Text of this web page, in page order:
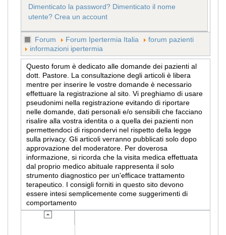
Dimenticato la password? Dimenticato il nome
utente? Crea un account
Forum Forum Ipertermia Italia
forum pazienti
informazioni ipertermia
Questo forum è dedicato alle domande dei pazienti al
dott. Pastore. La consultazione degli articoli è libera
mentre per inserire le vostre domande è necessario
effettuare la registrazione al sito. Vi preghiamo di usare
pseudonimi nella registrazione evitando di riportare
nelle domande, dati personali e/o sensibili che facciano
risalire alla vostra identita o a quella dei pazienti non
permettendoci di rispondervi nel rispetto della legge
sulla privacy. Gli articoli verranno pubblicati solo dopo
approvazione del moderatore. Per doverosa
informazione, si ricorda che la visita medica effettuata
dal proprio medico abituale rappresenta il solo
strumento diagnostico per un'efficace trattamento
terapeutico. I consigli forniti in questo sito devono
essere intesi semplicemente come suggerimenti di
comportamento